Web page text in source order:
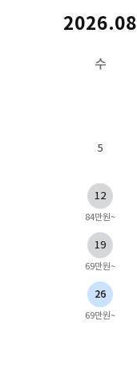
2026.08
수
5
12
84만원~
19
69만원~
26
69만원~